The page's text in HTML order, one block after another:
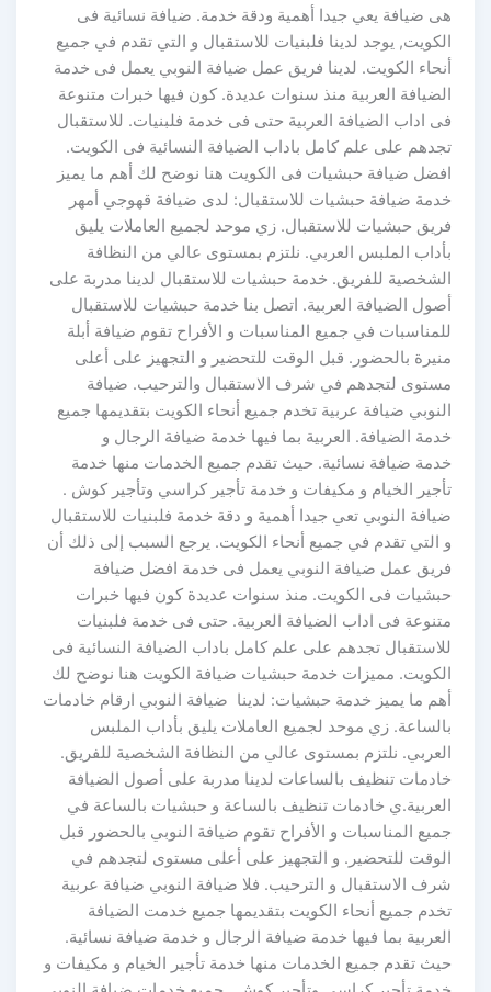
هى ضيافة يعي جيدا أهمية ودقة خدمة. ضيافة نسائية فى
الكويت, يوجد لدينا فلبنيات للاستقبال و التي تقدم في جميع
أنحاء الكويت. لدينا فريق عمل ضيافة النوبي يعمل فى خدمة
الضيافة العربية منذ سنوات عديدة. كون فيها خبرات متنوعة
فى اداب الضيافة العربية حتى فى خدمة فلبنيات. للاستقبال
تجدهم على علم كامل باداب الضيافة النسائية فى الكويت.
افضل ضيافة حبشيات فى الكويت هنا نوضح لك أهم ما يميز
خدمة ضيافة حبشيات للاستقبال: لدى ضيافة قهوجي أمهر
فريق حبشيات للاستقبال. زي موحد لجميع العاملات يليق
بأداب الملبس العربي. نلتزم بمستوى عالي من النظافة
الشخصية للفريق. خدمة حبشيات للاستقبال لدينا مدربة على
أصول الضيافة العربية. اتصل بنا خدمة حبشيات للاستقبال
للمناسبات في جميع المناسبات و الأفراح تقوم ضيافة أبلة
منيرة بالحضور. قبل الوقت للتحضير و التجهيز على أعلى
مستوى لتجدهم في شرف الاستقبال والترحيب. ضيافة
النوبي ضيافة عربية تخدم جميع أنحاء الكويت بتقديمها جميع
خدمة الضيافة. العربية بما فيها خدمة ضيافة الرجال و
خدمة ضيافة نسائية. حيث تقدم جميع الخدمات منها خدمة
تأجير الخيام و مكيفات و خدمة تأجير كراسي وتأجير كوش .
ضيافة النوبي تعي جيدا أهمية و دقة خدمة فلبنيات للاستقبال
و التي تقدم في جميع أنحاء الكويت. يرجع السبب إلى ذلك أن
فريق عمل ضيافة النوبي يعمل فى خدمة افضل ضيافة
حبشيات فى الكويت. منذ سنوات عديدة كون فيها خبرات
متنوعة فى اداب الضيافة العربية. حتى فى خدمة فلبنيات
للاستقبال تجدهم على علم كامل باداب الضيافة النسائية فى
الكويت. مميزات خدمة حبشيات ضيافة الكويت هنا نوضح لك
أهم ما يميز خدمة حبشيات: لدينا ضيافة النوبي ارقام خادمات
بالساعة. زي موحد لجميع العاملات يليق بأداب الملبس
العربي. نلتزم بمستوى عالي من النظافة الشخصية للفريق.
خادمات تنظيف بالساعات لدينا مدربة على أصول الضيافة
العربية.ي خادمات تنظيف بالساعة و حبشيات بالساعة في
جميع المناسبات و الأفراح تقوم ضيافة النوبي بالحضور قبل
الوقت للتحضير. و التجهيز على أعلى مستوى لتجدهم في
شرف الاستقبال و الترحيب. فلا ضيافة النوبي ضيافة عربية
تخدم جميع أنحاء الكويت بتقديمها جميع خدمت الضيافة
العربية بما فيها خدمة ضيافة الرجال و خدمة ضيافة نسائية.
حيث تقدم جميع الخدمات منها خدمة تأجير الخيام و مكيفات و